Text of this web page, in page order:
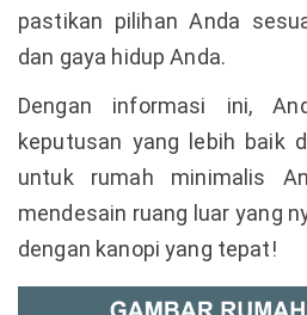
pastikan pilihan Anda
dan gaya hidup Anda.
Dengan informasi ini,
keputusan yang lebih baik
untuk rumah minimalis
mendesain ruang luar yang
dengan kanopi yang tepat!